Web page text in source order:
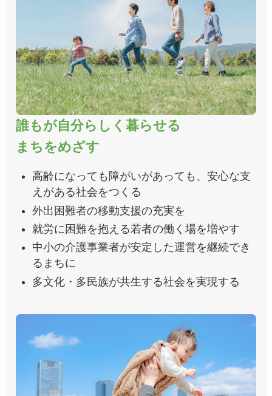
誰もが自分らしく暮らせる
まちをめざす
高齢になっても障がいがあっても、安心な支
えがある社会をつくる
外出困難者の移動支援の充実を
就労に困難を抱える若者の働く場を増やす
中小の介護事業者が安定した運営を継続でき
るまちに
多文化・多民族が共生する社会を実現する